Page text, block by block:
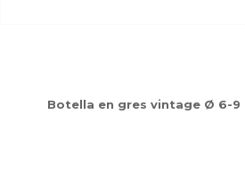
Botella en gres vintage Ø 6-9